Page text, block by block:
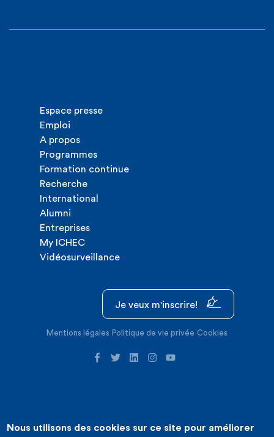
Espace presse
Emploi
A propos
Programmes
Formation continue
Recherche
International
Alumni
Entreprises
My ICHEC
Vidéosurveillance
Je veux m'inscrire!
Mentions légales Politique de vie privée Cookies
©2026 ICHEC |Création de site internet : Expansion
Nous utilisons des cookies sur ce site pour améliorer